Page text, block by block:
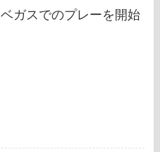
ガスでのプレーを開始